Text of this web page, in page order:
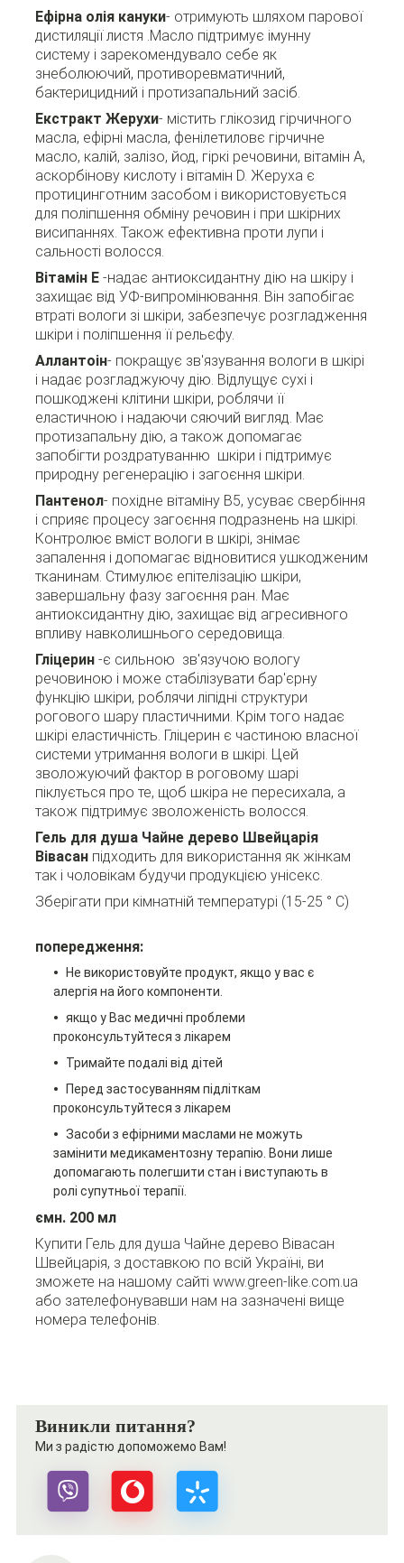
Ефірна олія кануки- отримують шляхом парової
дистиляції листя .Масло підтримує імунну
систему і зарекомендувало себе як
знеболюючий, противоревматичний,
бактерицидний і протизапальний засіб.
Екстракт Жерухи- містить глікозид гірчичного
масла, ефірні масла, фенілетиловє гірчичне
масло, калій, залізо, йод, гіркі речовини, вітамін А,
аскорбінову кислоту і вітамін D. Жеруха є
протицинготним засобом і використовується
для поліпшення обміну речовин і при шкірних
висипаннях. Також ефективна проти лупи і
сальності волосся.
Вітамін Е-надає антиоксидантну дію на шкіру і
захищає від УФ-випромінювання. Він запобігає
втраті вологи зі шкіри, забезпечує розгладження
шкіри і поліпшення її рельєфу.
Аллантоін- покращує зв'язування вологи в шкірі
і надає розгладжуючу дію. Відлущує сухі і
пошкоджені клітини шкіри, роблячи її
еластичною і надаючи сяючий вигляд. Має
протизапальну дію, а також допомагає
запобігти роздратуванню шкіри і підтримує
природну регенерацію і загоєння шкіри.
Пантенол- похідне вітаміну В5, усуває свербіння
і сприяє процесу загоєння подразнень на шкірі.
Контролює вміст вологи в шкірі, знімає
запалення і допомагає відновитися ушкодженим
тканинам. Стимулює епітелізацію шкіри,
завершальну фазу загоєння ран. Має
антиоксидантну дію, захищає від агресивного
впливу навколишнього середовища.
Гліцерин-є сильною зв'язучою вологу
речовиною і може стабілізувати бар'єрну
функцію шкіри, роблячи ліпідні структури
рогового шару пластичними. Крім того надає
шкірі еластичність. Гліцерин є частиною власної
системи утримання вологи в шкірі. Цей
зволожуючий фактор в роговому шарі
піклується про те, щоб шкіра не пересихала, а
також підтримує зволоженість волосся.
Гель для душа Чайне дерево Швейцарія
Вівасанпідходить для використання як жінкам
так і чоловікам будучи продукцією унісекс.
Зберігати при кімнатній температурі (15-25 ° C)
попередження:
Не використовуйте продукт, якщо у вас є
алергія на його компоненти.
якщо у Вас медичні проблеми
проконсультуйтеся з лікарем
Тримайте подалі від дітей
Перед застосуванням підліткам
проконсультуйтеся з лікарем
Засоби з ефірними маслами не можуть
замінити медикаментозну терапію. Вони лише
допомагають полегшити стан і виступають в
ролі супутньої терапії.
ємн. 200 мл
Купити Гель для душа Чайне дерево Вівасан
Швейцарія, з доставкою по всій Україні, ви
зможете на нашому сайті www.green-like.com.ua
або зателефонувавши нам на зазначені вище
номера телефонів.
Виникли питання?
Ми з радістю допоможемо Вам!